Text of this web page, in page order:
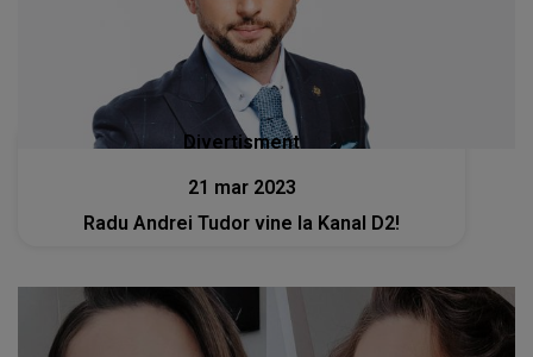
Divertisment
21 mar 2023
Radu Andrei Tudor vine la Kanal D2!